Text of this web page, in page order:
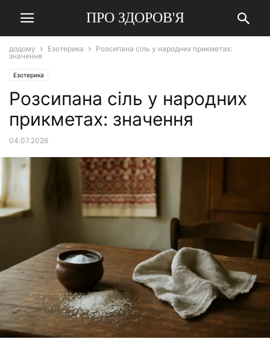
ПРО ЗДОРОВ'Я
додому Езотерика
Розсипана сіль у народних прикметах:
значення
Езотерика
Розсипана сіль у народних
прикметах: значення
04.07.2026